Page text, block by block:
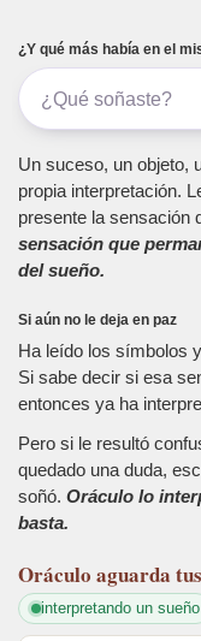
¿Y qué más había en el
Un suceso, un objeto,
propia interpretación.
presente la sensación
sensación que
del sueño.
Si aún no le deja en paz
Ha leído los símbolos
Si sabe decir si esa
entonces ya ha
Pero si le resultó
quedado una duda,
soñó. Oráculo lo
basta.
Oráculo aguarda
interpretando un sueño